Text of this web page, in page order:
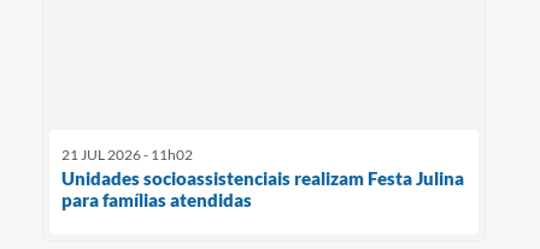
21 JUL 2026 - 11h02
Unidades socioassistenciais realizam Festa Julina
para famílias atendidas